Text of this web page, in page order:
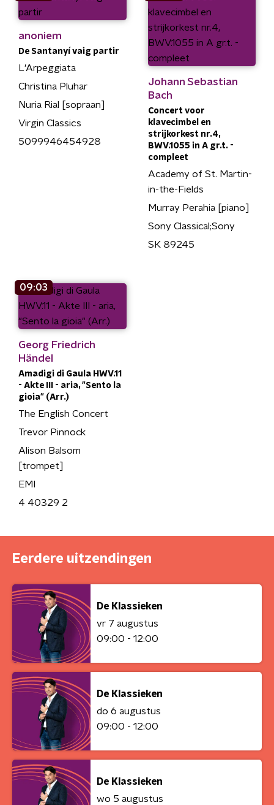
anoniem
De Santanyí vaig partir
L'Arpeggiata
Christina Pluhar
Nuria Rial [sopraan]
Virgin Classics
5099946454928
Johann Sebastian
Bach
Concert voor
klavecimbel en
strijkorkest nr.4,
BWV.1055 in A gr.t. -
compleet
Academy of St. Martin-
in-the-Fields
Murray Perahia [piano]
Sony Classical;Sony
SK 89245
09:03
Georg Friedrich
Händel
Amadigi di Gaula HWV.11
- Akte III - aria, "Sento la
gioia" (Arr.)
The English Concert
Trevor Pinnock
Alison Balsom
[trompet]
EMI
4 40329 2
Eerdere uitzendingen
De Klassieken
vr 7 augustus
09:00 - 12:00
De Klassieken
do 6 augustus
09:00 - 12:00
De Klassieken
wo 5 augustus